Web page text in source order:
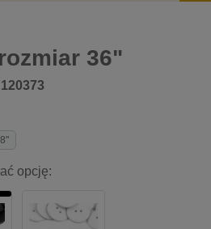
36"
120373
opcję: